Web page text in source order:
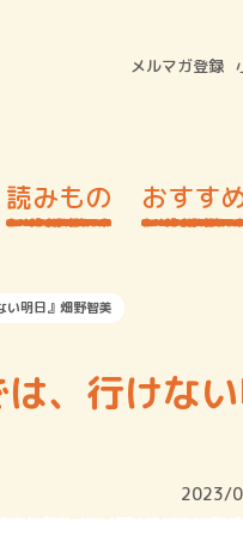
メルマガ登録
読みもの おすす
明日』畑野智美
、行けな
2023/